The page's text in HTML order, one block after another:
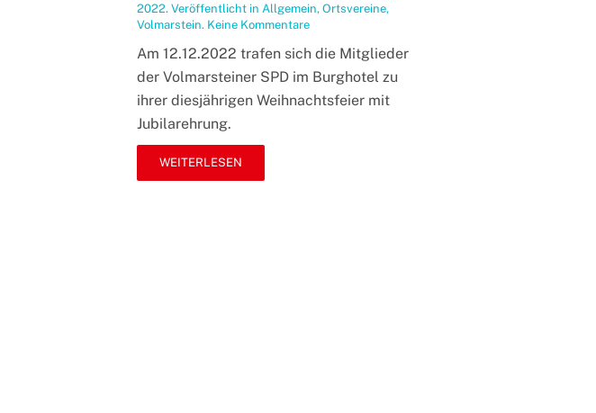
2022. Veröffentlicht in Allgemein, Ortsvereine,
Volmarstein. Keine Kommentarezu
der
SPD
Volmarstein
–
Am 12.12.2022 trafen sich die Mitglieder
der Volmarsteiner SPD im Burghotel zu
ihrer diesjährigen Weihnachtsfeier mit
Jubilarehrung.
WEITERLESEN